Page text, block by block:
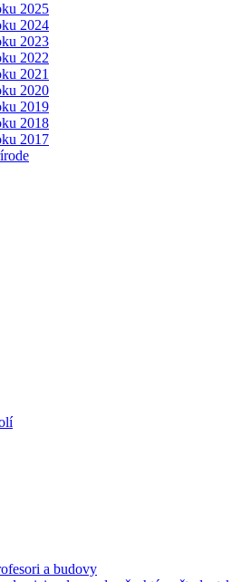
2025
2024
2023
2022
2021
2020
2019
2018
2017
a budovy